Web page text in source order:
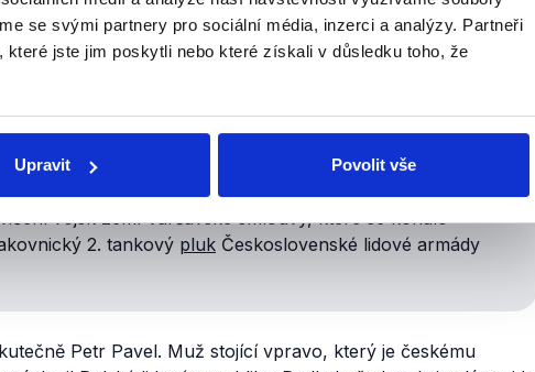
se svými partnery pro sociální média, inzerci a analýzy. Partneři
jste jim poskytli nebo které získali v důsledku toho, že
Upravit Povolit vše
vyhledávání obrázků, nástrojem pro rozpoznávání tváří
cvičeních v 70. letech. Nepodařilo se nám ale bohužel
cvičení Zubr v roce 1975.
vojsk zemí Varšavské smlouvy, které se konalo
2. tankový pluk Československé lidové armády
Petr Pavel. Muž stojící vpravo, který je českému